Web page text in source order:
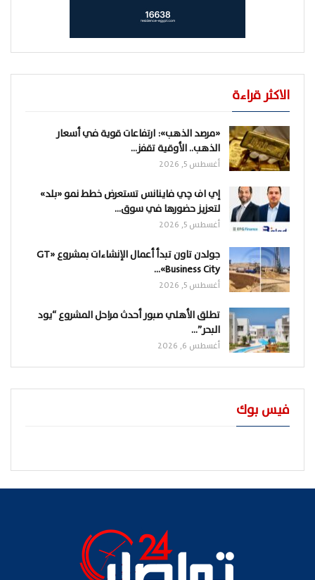
الاكثر قراءة
«مرصد الذهب»: ارتفاعات قوية في أسعار
الذهب.. الأوقية تقفز…
أغسطس 5, 2026
إي اف چي فاينانس تستعرض خطط نمو «بلد»
لتعزيز حضورها في سوق…
أغسطس 5, 2026
جولدن تاون تبدأ أعمال الإنشاءات بمشروع «GT
Business City»…
أغسطس 5, 2026
تطلق الأهلي صبور أحدث مراحل المشروع “يود
البحر”…
أغسطس 6, 2026
فيس بوك